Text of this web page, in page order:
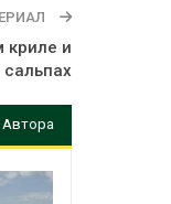
криле и
сальпах